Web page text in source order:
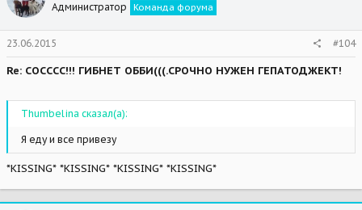
Администратор Команда форума
23.06.2015 #104
Re: СОСССС!!! ГИБНЕТ ОББИ(((.СРОЧНО НУЖЕН ГЕПАТОДЖЕКТ!
Thumbelina сказал(а):
Я еду и все привезу
*KISSING* *KISSING* *KISSING* *KISSING*